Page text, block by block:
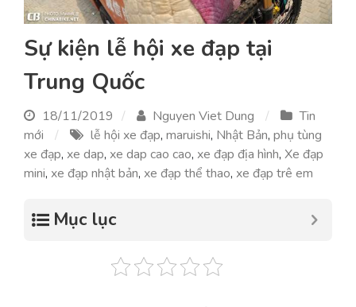
Sự kiện lễ hội xe đạp tại
Trung Quốc
18/11/2019 Nguyen Viet Dung
Tin
mới
lễ hội xe đạp, maruishi, Nhật Bản, phụ tùng
xe đạp, xe dap, xe dap cao cao, xe đạp địa hình, Xe đạp
mini, xe đạp nhật bản, xe đạp thể thao, xe đạp trê em
Mục lục